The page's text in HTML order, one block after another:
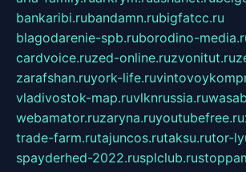
bankaribi.rubandamn.rubigfatcc.ru
blagodarenie-spb.ruborodino-
cardvoice.ruzed-online.ruzvonitut.ru
zarafshan.ruyork-life.ru
vladivostok-map.ruvlknrussia.ru
webamator.ruzaryna.ruyoutubefree.ru
trade-farm.rutajuncos.rutaksu.rutor-
spayderhed-2022.rusplclub.ru